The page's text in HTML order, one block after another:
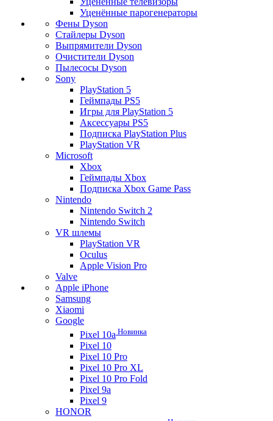
Уценённые парогенераторы
Фены Dyson
Стайлеры Dyson
Выпрямители Dyson
Очистители Dyson
Пылесосы Dyson
Sony
PlayStation 5
Геймпады PS5
Игры для PlayStation 5
Аксессуары PS5
Подписка PlayStation Plus
PlayStation VR
Microsoft
Xbox
Геймпады Xbox
Подписка Xbox Game Pass
Nintendo
Nintendo Switch 2
Nintendo Switch
VR шлемы
PlayStation VR
Oculus
Apple Vision Pro
Valve
Apple iPhone
Samsung
Xiaomi
Google
Pixel 10a Новинка
Pixel 10
Pixel 10 Pro
Pixel 10 Pro XL
Pixel 10 Pro Fold
Pixel 9a
Pixel 9
HONOR